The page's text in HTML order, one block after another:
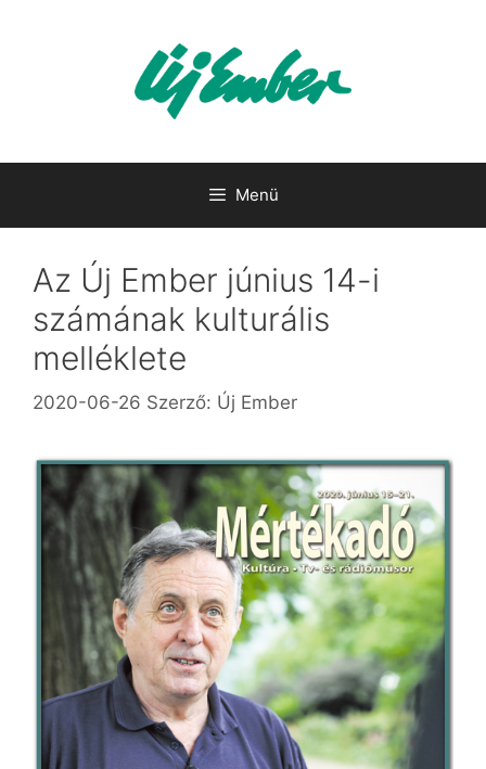
Menü
Az Új Ember június 14-i
számának kulturális
melléklete
2020-06-26 Szerző: Új Ember